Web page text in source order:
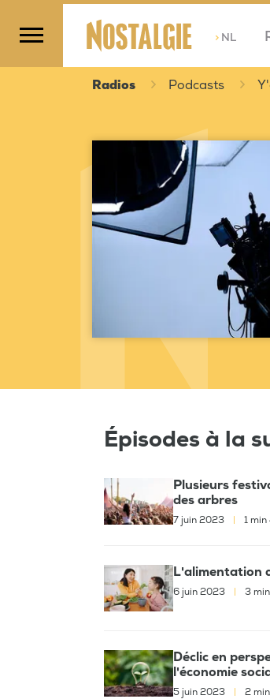
>NL
Radios Podcasts
Épisodes à la
Plusieurs
des arbres
7 juin 2023 1 min
L'alimentation
6 juin 2023 3
Déclic en
l'économie
5 juin 2023 2